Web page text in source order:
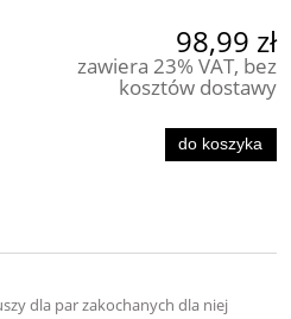
98,99 zł
zawiera 23% VAT, bez
kosztów dostawy
do koszyka
dla par zakochanych dla niej